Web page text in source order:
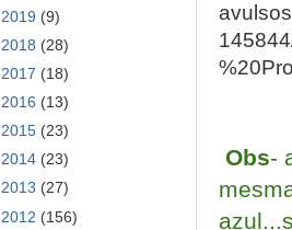
Obs-
2019 (9)
2018 (28)
2017 (18)
2016 (13)
2015 (23)
2014 (23)
2013 (27)
2012 (156)